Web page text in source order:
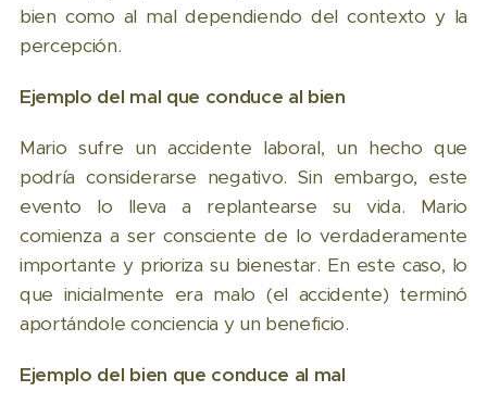
bien como al mal dependiendo del contexto y la
percepción.
Ejemplo del mal que conduce al bien
Mario sufre un accidente laboral, un hecho que
podría considerarse negativo. Sin embargo, este
evento lo lleva a replantearse su vida. Mario
comienza a ser consciente de lo verdaderamente
importante y prioriza su bienestar. En este caso, lo
que inicialmente era malo (el accidente) terminó
aportándole conciencia y un beneficio.
Ejemplo del bien que conduce al mal